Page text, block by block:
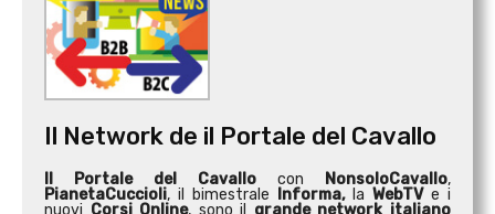
Il Network de il Portale del Cavallo
Il Portale del Cavallo con NonsoloCavallo,
PianetaCuccioli, il bimestrale Informa,laWebTVe i